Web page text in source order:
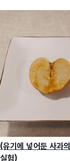
(유기에 넣어둔 사과
실험)